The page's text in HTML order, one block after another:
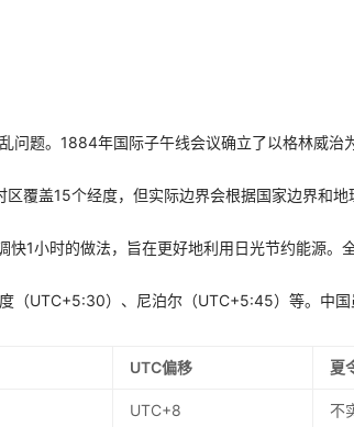
题。1884年国际子午线会议确立了以格林威治
覆盖15个经度，但实际边界会根据国家边界和地
1小时的做法，旨在更好地利用日光节约能源。
（UTC+5:30）、尼泊尔（UTC+5:45）等。中国
UTC偏移 夏
UTC+8 不